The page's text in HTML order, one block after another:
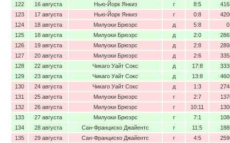
122
16 августа Нью-Йорк Янкиз г 8:5
123
17 августа Нью-Йорк Янкиз г 0:8
124
18 августа Милуоки Брюэрс д 5:8
0
125
18 августа Милуоки Брюэрс д 2:0
126
19 августа Милуоки Брюэрс д 2:8
127
20 августа Милуоки Брюэрс д 2:6
128
22 августа Чикаго Уайт Сокс д 17:8
129
23 августа Чикаго Уайт Сокс д 13:8
130
24 августа Чикаго Уайт Сокс д 1:3
131
25 августа Милуоки Брюэрс г 2:7
132
26 августа Милуоки Брюэрс г 10:11
133
27 августа Милуоки Брюэрс г 7:1
134
28 августа Сан-Франциско Джайентс г 11:5
135
29 августа Сан-Франциско Джайентс г 4:5